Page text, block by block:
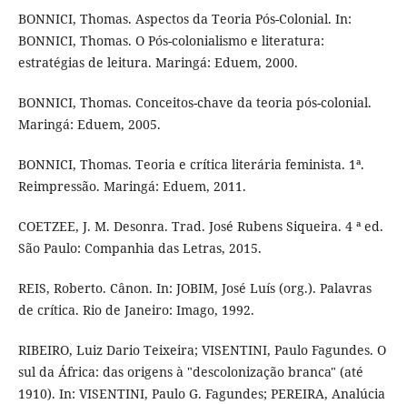
BONNICI, Thomas. Aspectos da Teoria Pós-Colonial. In:
BONNICI, Thomas. O Pós-colonialismo e literatura:
estratégias de leitura. Maringá: Eduem, 2000.
BONNICI, Thomas. Conceitos-chave da teoria pós-colonial.
Maringá: Eduem, 2005.
BONNICI, Thomas. Teoria e crítica literária feminista. 1ª.
Reimpressão. Maringá: Eduem, 2011.
COETZEE, J. M. Desonra. Trad. José Rubens Siqueira. 4 ª ed.
São Paulo: Companhia das Letras, 2015.
REIS, Roberto. Cânon. In: JOBIM, José Luís (org.). Palavras
de crítica. Rio de Janeiro: Imago, 1992.
RIBEIRO, Luiz Dario Teixeira; VISENTINI, Paulo Fagundes. O
sul da África: das origens à "descolonização branca" (até
1910). In: VISENTINI, Paulo G. Fagundes; PEREIRA, Analúcia